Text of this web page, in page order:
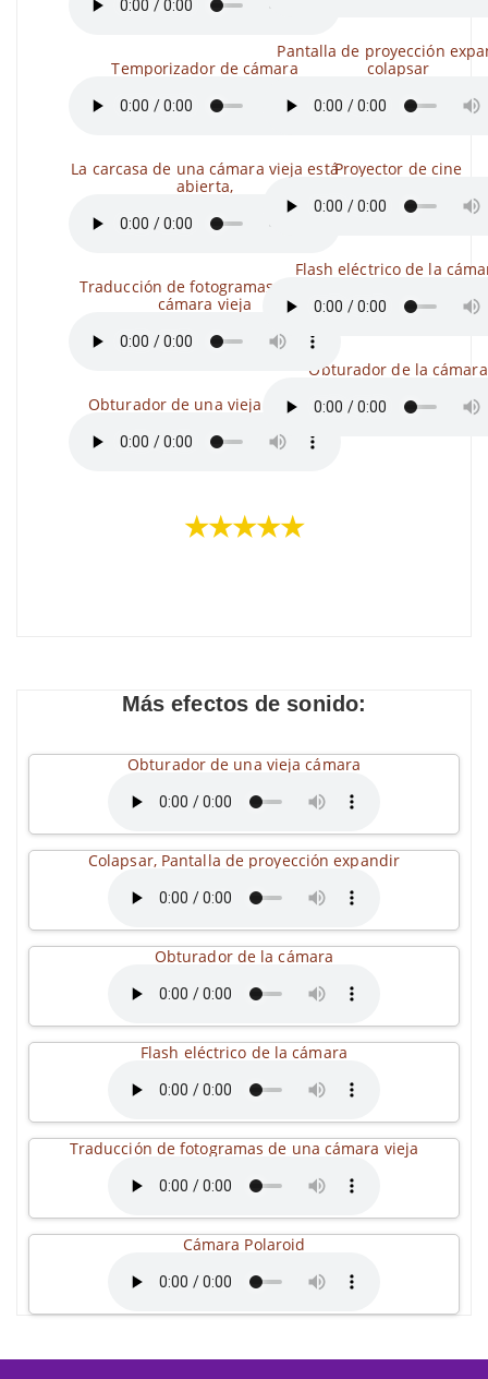
Temporizador de cámara
La carcasa de una cámara vieja está
abierta,
Traducción de fotogramas de una
cámara vieja
Obturador de una vieja cámara
Pantalla de proyección
colapsar
Proyector de cine
Flash eléctrico de la
Obturador de la cámara
★★★★★
Más efectos de sonido:
Obturador de una vieja cámara
Colapsar, Pantalla de proyección expandir
Obturador de la cámara
Flash eléctrico de la cámara
Traducción de fotogramas de una cámara vieja
Cámara Polaroid